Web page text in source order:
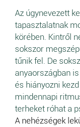
Az úgynevezett
tapasztalatnak
körében. Kintről
sokszor
tűnik fel. De
anyaországban
és hiányozni
mindennapi
terheket róhat a
A nehézségek